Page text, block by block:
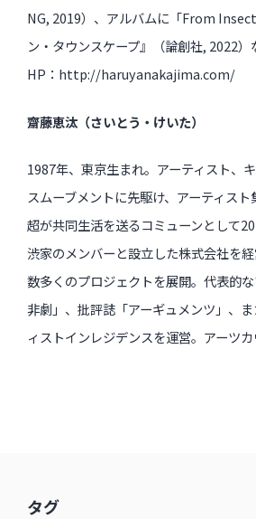
NG, 2019）、アルバムに「From
ン・タウンスケープ』（論創社, 2022）
HP：http://haruyanakajima.com/
齋藤恵汰（さいとう・けいた）
1987年、東京生まれ。アーティスト、
スムーブメントに先駆け、アーティス
超が共同生活を送るコミューンとして
渋家のメンバーと設立した株式会社を
数多くのプロジェクトを展開。代表的
非劇」、批評誌「アーギュメンツ」、
ィストインレジデンスを運営。アーツ
タグ